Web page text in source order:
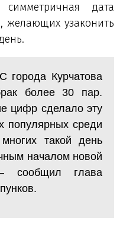
дата
желающих узаконить
города Курчатова
более 30 пар.
цифр сделало эту
популярных среди
такой день
началом новой
сообщил глава